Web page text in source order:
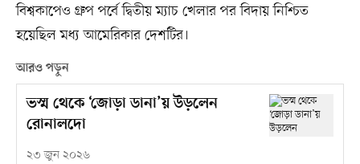
বিশ্বকাপেও গ্রুপ পর্বে দ্বিতীয় ম্যাচ খেলার পর বিদায় নিশ্চিত
হয়েছিল মধ্য আমেরিকার দেশটির।
আরও পড়ুন
ভস্ম থেকে ‘জোড়া ডানা’য় উড়লেন
রোনালদো
২৩ জুন ২০২৬